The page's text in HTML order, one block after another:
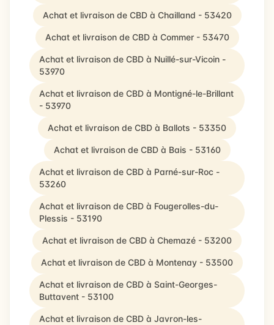
Achat et livraison de CBD à Chailland - 53420
Achat et livraison de CBD à Commer - 53470
Achat et livraison de CBD à Nuillé-sur-Vicoin -
53970
Achat et livraison de CBD à Montigné-le-Brillant
- 53970
Achat et livraison de CBD à Ballots - 53350
Achat et livraison de CBD à Bais - 53160
Achat et livraison de CBD à Parné-sur-Roc -
53260
Achat et livraison de CBD à Fougerolles-du-
Plessis - 53190
Achat et livraison de CBD à Chemazé - 53200
Achat et livraison de CBD à Montenay - 53500
Achat et livraison de CBD à Saint-Georges-
Buttavent - 53100
Achat et livraison de CBD à Javron-les-